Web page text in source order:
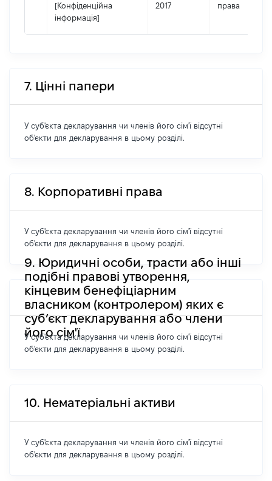
[Конфіденційна
інформація]
2017
права
7. Цінні папери
У суб'єкта декларування чи членів його сім'ї відсутні
об'єкти для декларування в цьому розділі.
8. Корпоративні права
У суб'єкта декларування чи членів його сім'ї відсутні
об'єкти для декларування в цьому розділі.
9. Юридичні особи, трасти або інші
подібні правові утворення,
кінцевим бенефіціарним
власником (контролером) яких є
суб’єкт декларування або члени
його сім'ї
У суб'єкта декларування чи членів його сім'ї відсутні
об'єкти для декларування в цьому розділі.
10. Нематеріальні активи
У суб'єкта декларування чи членів його сім'ї відсутні
об'єкти для декларування в цьому розділі.